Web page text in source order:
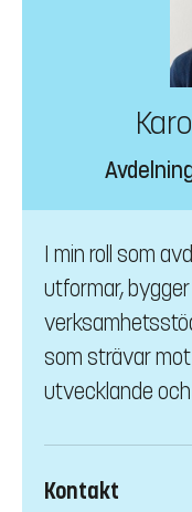
I min roll som
utformar,
som strävar
utvecklande
Kontakt